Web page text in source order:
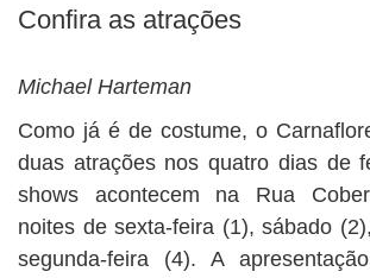
Confira as atrações
Michael Harteman
Como já é de costume, o
duas atrações nos quatro dias de
shows acontecem na Rua
noites de sexta-feira (1), sábado
segunda-feira (4). A